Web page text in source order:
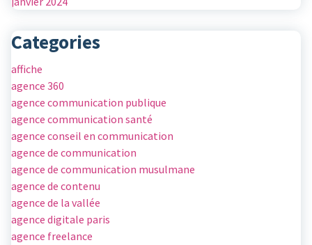
Categories
affiche
agence 360
agence communication publique
agence communication santé
agence conseil en communication
agence de communication
agence de communication musulmane
agence de contenu
agence de la vallée
agence digitale paris
agence freelance